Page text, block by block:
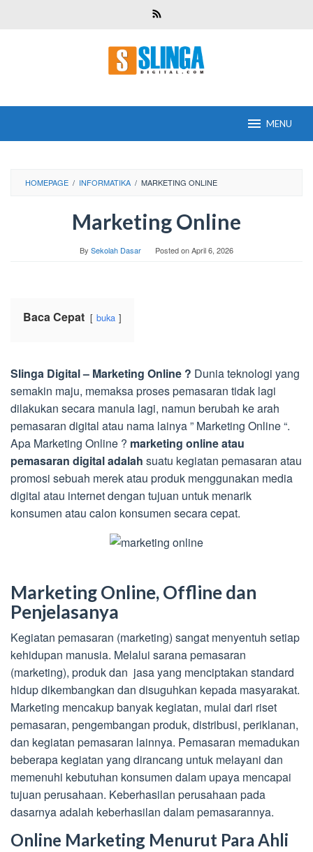
MENU
HOMEPAGE / INFORMATIKA / MARKETING ONLINE
Marketing Online
By Sekolah Dasar Posted onApril 6, 2026
Baca Cepat buka
Slinga Digital – Marketing Online ? Dunia teknologi yang
semakin maju, memaksa proses pemasaran tidak lagi
dilakukan secara manula lagi, namun berubah ke arah
pemasaran digital atau nama lainya ” Marketing Online “.
Apa Marketing Online ? marketing online atau
pemasaran digital adalah suatu kegiatan pemasaran atau
promosi sebuah merek atau produk menggunakan media
digital atau internet dengan tujuan untuk menarik
konsumen atau calon konsumen secara cepat.
Marketing Online, Offline dan
Penjelasanya
Kegiatan pemasaran (marketing) sangat menyentuh setiap
kehidupan manusia. Melalui sarana pemasaran
(marketing), produk dan jasa yang menciptakan standard
hidup dikembangkan dan disuguhkan kepada masyarakat.
Marketing mencakup banyak kegiatan, mulai dari riset
pemasaran, pengembangan produk, distribusi, periklanan,
dan kegiatan pemasaran lainnya. Pemasaran memadukan
beberapa kegiatan yang dirancang untuk melayani dan
memenuhi kebutuhan konsumen dalam upaya mencapai
tujuan perusahaan. Keberhasilan perusahaan pada
dasarnya adalah keberhasilan dalam pemasarannya.
Online Marketing Menurut Para Ahli